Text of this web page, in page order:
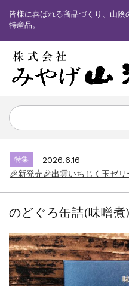
皆様に喜ばれる商品づくり、山
特産品。
カード情報が適切ではありませ
特集
2026.7.17
特集
2026.6.16
🎉新発売🎉出雲いちじく玉ゼリ
特集
2026.7.17
特集
2026.6.16
🎉新発売🎉出雲いちじく玉ゼリ
特集
2025.6.16
のどぐろ缶詰(味噌煮)